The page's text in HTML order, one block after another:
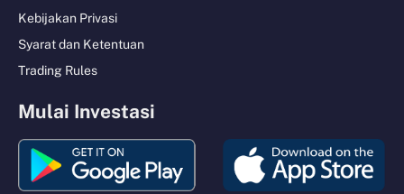
Kebijakan Privasi
Syarat dan Ketentuan
Trading Rules
Mulai Investasi